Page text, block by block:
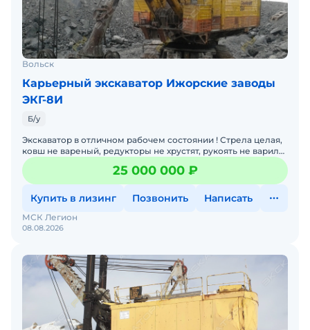
Вольск
Карьерный экскаватор Ижорские заводы
ЭКГ-8И
Б/у
Экскаватор в отличном рабочем состоянии ! Стрела целая,
ковш не вареный, редукторы не хрустят, рукоять не варили.
Ходовка в ИДЕАЛЕ! Преимущества работы с нашей
25 000 000 ₽
Купить в лизинг Позвонить Написать
08.08.2026
МСК Легион